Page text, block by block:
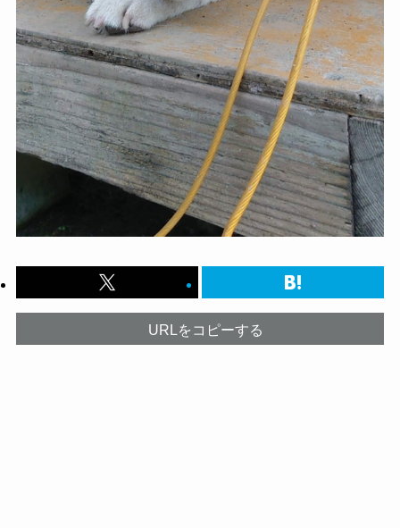
URLをコピーする